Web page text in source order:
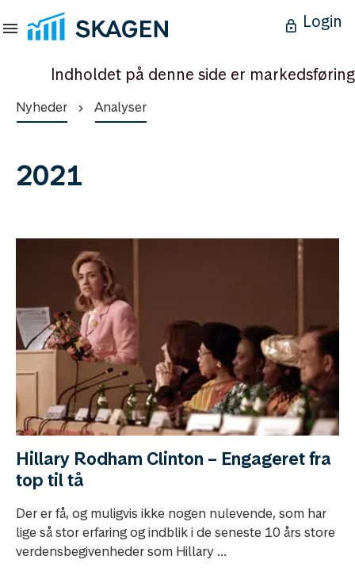
Login
Indholdet på denne side er markedsføring
Nyheder Analyser
2021
Hillary Rodham Clinton – Engageret fra
top til tå
Der er få, og muligvis ikke nogen nulevende, som har
lige så stor erfaring og indblik i de seneste 10 års store
verdensbegivenheder som Hillary ...